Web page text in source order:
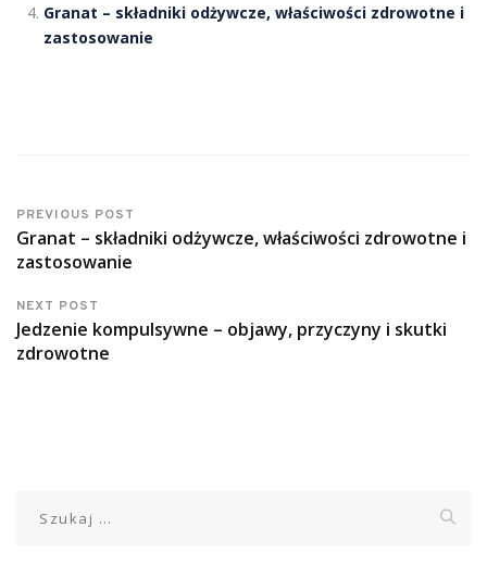
Granat – składniki odżywcze, właściwości zdrowotne i
zastosowanie
PREVIOUS POST
Granat – składniki odżywcze, właściwości zdrowotne i
zastosowanie
NEXT POST
Jedzenie kompulsywne – objawy, przyczyny i skutki
zdrowotne